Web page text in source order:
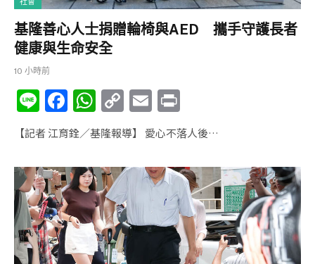
基隆善心人士捐贈輪椅與AED 攜手守護長者
健康與生命安全
10 小時前
Li
n
e
F
a
c
e
b
o
o
W
h
at
s
A
p
p
C
o
p
y
Li
n
k
E
m
ai
l
ri
nt
【記者 江育銓／基隆報導】 愛心不落人後…